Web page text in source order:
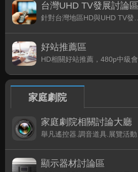
台灣UHD TV發展討論區
好站推薦區
家庭劇院
家庭劇院相關討論大廳
顯示器材討論區